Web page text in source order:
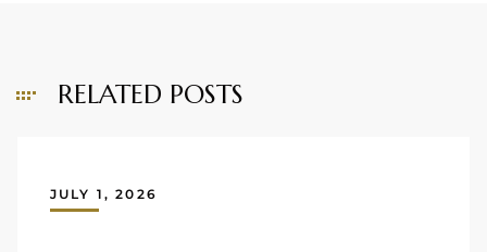
RELATED POSTS
JULY 1, 2026